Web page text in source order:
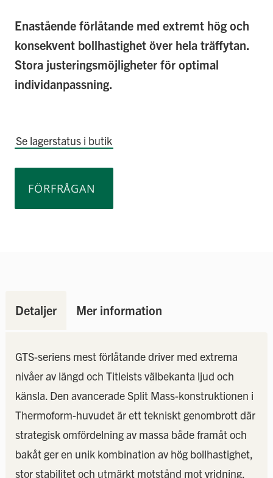
Enastående förlåtande med extremt hög och
konsekvent bollhastighet över hela träffytan.
Stora justeringsmöjligheter för optimal
individanpassning.
Se lagerstatus i butik
FÖRFRÅGAN
Detaljer Mer information
GTS-seriens mest förlåtande driver med extrema
nivåer av längd och Titleists välbekanta ljud och
känsla. Den avancerade Split Mass-konstruktionen i
Thermoform-huvudet är ett tekniskt genombrott där
strategisk omfördelning av massa både framåt och
bakåt ger en unik kombination av hög bollhastighet,
stor stabilitet och utmärkt motstånd mot vridning.